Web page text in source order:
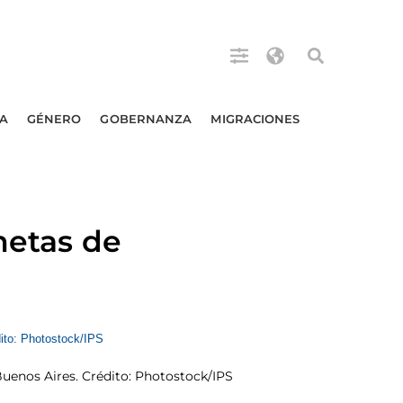
GÉNERO GOBERNANZA MIGRACIONES
de
Aires. Crédito: Photostock/IPS